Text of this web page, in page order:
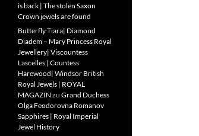
is back | The stolen Saxon
Crown jewels are found
Butterfly Tiara| Diamond
Diadem – Mary Princess Royal
Jewellery| Viscountess
Lascelles | Countess
Harewood| Windsor British
Royal Jewels | ROYAL
MAGAZIN zu Grand Duchess
Olga Feodorovna Romanov
Sapphires | Royal Imperial
Jewel History